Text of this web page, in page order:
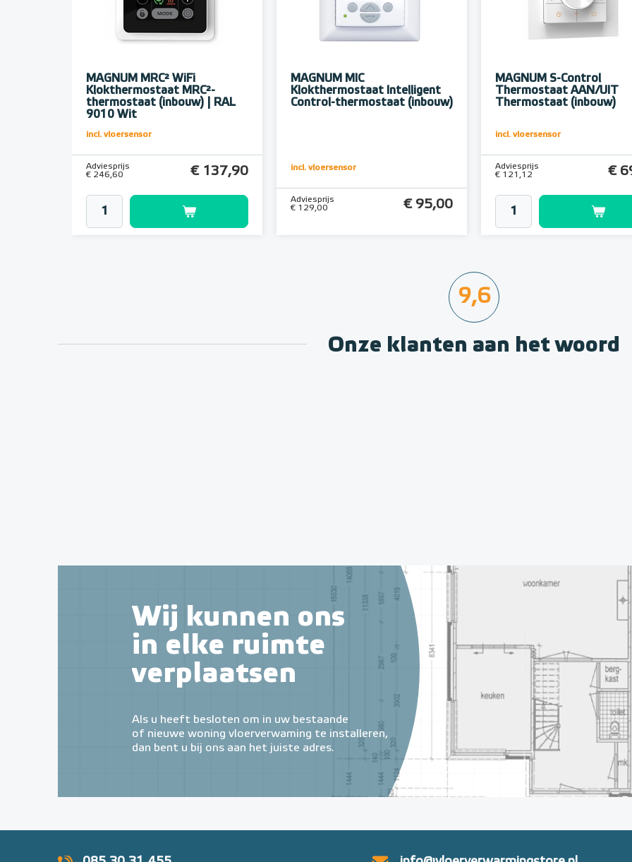
MAGNUM MRC² WiFi
Klokthermostaat MRC²-
thermostaat (inbouw) | RAL
9010 Wit
incl. vloersensor
Adviesprijs
€ 246,60
€ 137,90
MAGNUM MIC
Klokthermostaat Intelligent
Control-thermostaat (inbouw)
incl. vloersensor
Adviesprijs
€ 129,00
€ 95,00
MAGNUM S-Control
Thermostaat AAN/UIT
Thermostaat (inbouw)
incl. vloersensor
Adviesprijs
€ 121,12
€
9,6
Onze klanten aan het woord
Wij kunnen ons
in elke ruimte
verplaatsen
Als u heeft besloten om in uw bestaande
of nieuwe woning vloerverwaming te installeren,
dan bent u bij ons aan het juiste adres.